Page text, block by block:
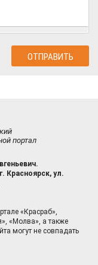
портал
Красноярск, ул.
«Красраб»,
«Молва», а также
могут не совпадать